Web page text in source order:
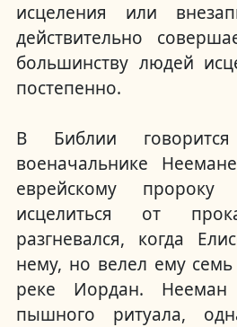
исцеления или
действительно
большинству людей
постепенно.
В Библии
военачальнике
еврейскому
исцелиться от
разгневался, когда
нему, но велел ему семь
реке Иордан. Нееман
пышного ритуала,